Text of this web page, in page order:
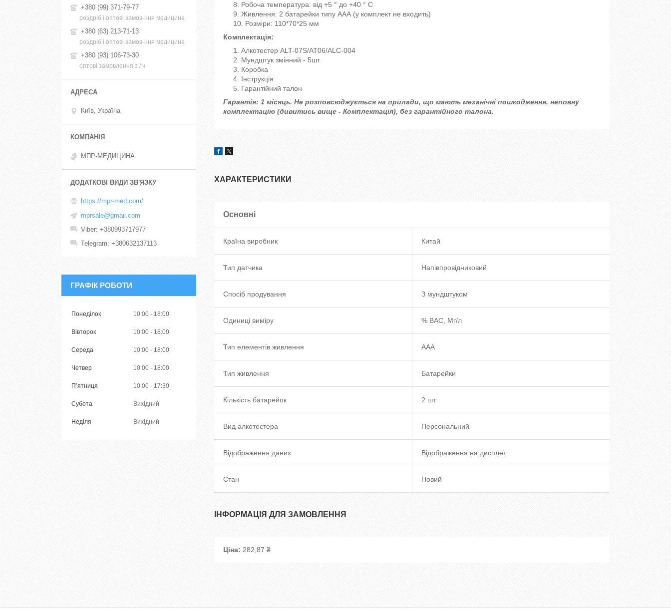
Робоча температура: від +5 ° до +40 ° С
Живлення: 2 батарейки типу ААА (у комплект не входить)
Розміри: 110*70*25 мм
Комплектація:
Алкотестер ALT-07S/АТ06/ALC-004
Мундштук змінний - 5шт.
Коробка
Інструкція
Гарантійний талон
Гарантія: 1 місяць. Не розповсюджується на прилади, що мають механічні пошкодження, неповну
комплектацію (дивитись вище - Комплектація), без гарантійного талона.
ХАРАКТЕРИСТИКИ
Основні
Країна виробник Китай
Тип датчика Напівпровідниковий
Спосіб продування З мундштуком
Одиниці виміру % BAC, Мг/л
Тип елементів живлення AAA
Тип живлення Батарейки
Кількість батарейок 2 шт.
Вид алкотестера Персональний
Відображення даних Відображення на дисплеї
Стан Новий
ІНФОРМАЦІЯ ДЛЯ ЗАМОВЛЕННЯ
Ціна: 282,87 ₴
+380 (99) 371-79-77
роздріб і оптові замов-ння медицина
+380 (63) 213-71-13
роздріб і оптові замов-ння медицина
+380 (93) 106-73-30
оптові замовлення з / ч
Київ, Україна
МПР-МЕДИЦИНА
https://mpr-med.com/
mprsale@gmail.com
Viber +380993717977
Telegram +380632137113
ГРАФІК РОБОТИ
Понеділок 10:00 18:00
Вівторок 10:00 18:00
Середа 10:00 18:00
Четвер 10:00 18:00
Пʼятниця 10:00 17:30
Субота Вихідний
Неділя Вихідний